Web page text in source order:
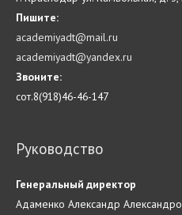
Пишите:
academiyadt@mail.ru
academiyadt@yandex.ru
Звоните:
сот.8(918)46-46-147
Руководство
Генеральный директор
Адаменко Александр